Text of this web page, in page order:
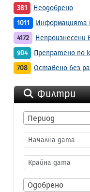
381
Неодобрено
1011
Информацията
4172
Непроизнесени
904
Препратено по
708
Оставено без
Филтри
Период
Одобрено